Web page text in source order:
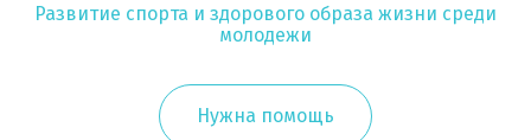
Развитие спорта и здорового образа жизни среди
молодежи
Нужна помощь